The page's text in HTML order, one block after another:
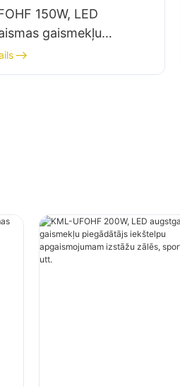
150W, LED
gaismekļu
iekštelpu
rūpniecības